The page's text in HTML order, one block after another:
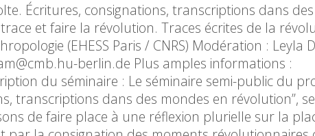
Écritures, consignations, transcriptions dans
et faire la révolution. Traces écrites de la
(EHESS Paris / CNRS) Modération : Leyla
berlin.de Plus amples informations :
du séminaire : Le séminaire semi-public du
transcriptions dans des mondes en révolution”,
de faire place à une réflexion plurielle sur la